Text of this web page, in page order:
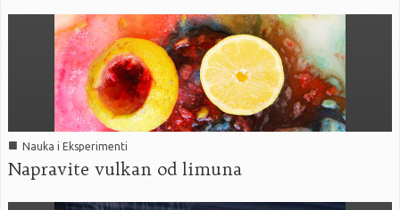
■ Nauka i Eksperimenti
Napravite vulkan od limuna